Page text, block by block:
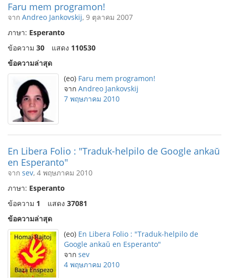
Faru mem programon!
จาก Andreo Jankovskij, 9 ตุลาคม 2007
ภาษา: Esperanto
ข้อความ 30 แสดง 110530
ข้อความล่าสุด
(eo) Faru mem programon!
จาก Andreo Jankovskij
7 พฤษภาคม 2010
En Libera Folio : "Traduk-helpilo de Google ankaŭ
en Esperanto"
จาก sev, 4 พฤษภาคม 2010
ภาษา: Esperanto
ข้อความ 1 แสดง 37081
ข้อความล่าสุด
(eo) En Libera Folio : "Traduk-helpilo de
Google ankaŭ en Esperanto"
จาก sev
4 พฤษภาคม 2010